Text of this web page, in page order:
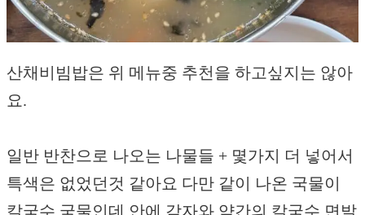
산채비빔밥은 위 메뉴중 추천을 하고싶지는 않아
요.
일반 반찬으로 나오는 나물들 + 몇가지 더 넣어서
특색은 없었던것 같아요 다만 같이 나온 국물이
칼국수 국물인데 안에 감자와 약간의 칼국수 면발